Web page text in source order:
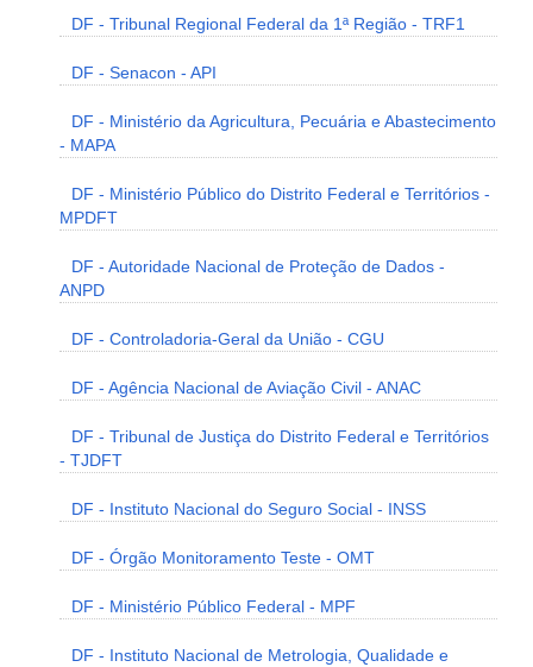
DF - Tribunal Regional Federal da 1ª Região - TRF1
DF - Senacon - API
DF - Ministério da Agricultura, Pecuária e Abastecimento
- MAPA
DF - Ministério Público do Distrito Federal e Territórios -
MPDFT
DF - Autoridade Nacional de Proteção de Dados -
ANPD
DF - Controladoria-Geral da União - CGU
DF - Agência Nacional de Aviação Civil - ANAC
DF - Tribunal de Justiça do Distrito Federal e Territórios
- TJDFT
DF - Instituto Nacional do Seguro Social - INSS
DF - Órgão Monitoramento Teste - OMT
DF - Ministério Público Federal - MPF
DF - Instituto Nacional de Metrologia, Qualidade e